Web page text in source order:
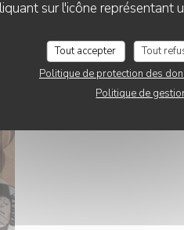
sur l'icône représentant
Tout accepter Tout
Politique de protection des
Politique de